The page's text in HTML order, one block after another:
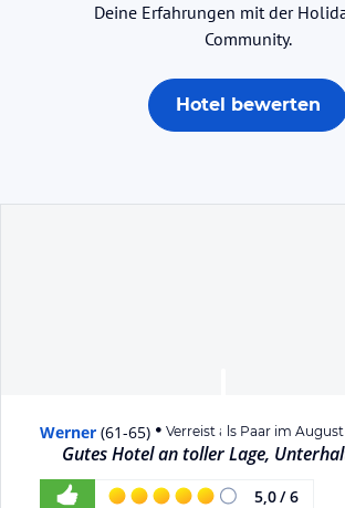
Deine Erfahrungen mit der
Community.
Hotel bewerten
Werner (61-65) Verreist als Paar im
Gutes Hotel an toller Lage,
5,0/ 6